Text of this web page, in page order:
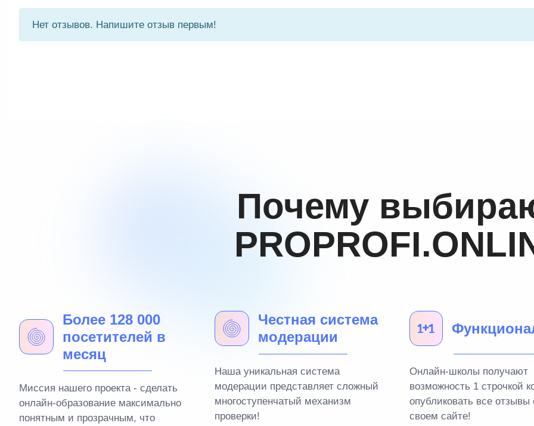
Нет отзывов. Напишите отзыв первым!
Почему
Более 128 000
посетителей в
месяц
Миссия нашего проекта - сделать
онлайн-образование максимально
понятным и прозрачным, что
Честная система
модерации
Наша уникальная система
модерации представляет сложный
многоступенчатый механизм
проверки!
Онлайн-школы получают
возможность 1 строчкой
опубликовать все отзывы
своем сайте!